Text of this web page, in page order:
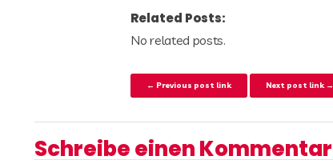
Related Posts:
No related posts.
Beitrags-Navigation
← Previous post link Next post link →
Schreibe einen Kommentar